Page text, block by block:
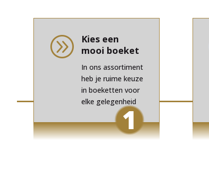
A
Kies een
mooi boeket
In ons assortiment
heb je ruime keuze
in boeketten voor
elke gelegenheid
1